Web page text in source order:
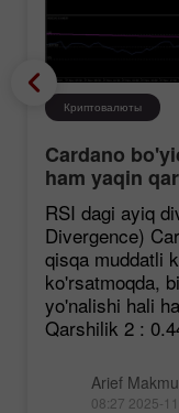
Криптовалюты
Cardano
ham yaqin
ehtimoli
RSI dagi ayiq
Divergence)
qisqa muddatli
ko'rsatmoqda,
yo'nalishi hali
Qarshilik 2 :
Arief
08:27 2025-